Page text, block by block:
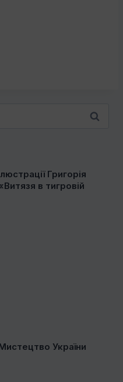
Григорія
в тигровій
України